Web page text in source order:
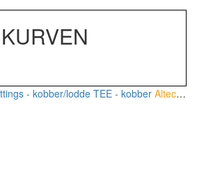
- kobber/lodde TEE - kobber Altech lodde tee 12 mm. Med loddemuffer